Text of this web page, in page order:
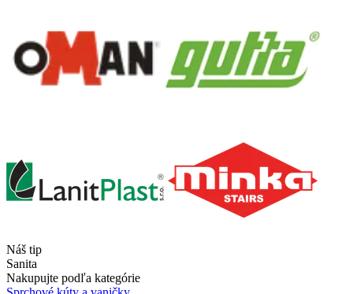
Náš tip
Sanita
Nakupujte podľa kategórie